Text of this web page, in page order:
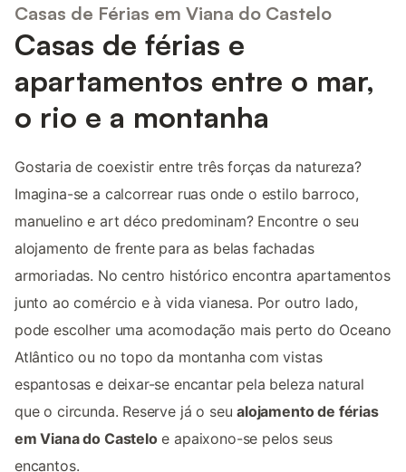
Casas de Férias em Viana do Castelo
Casas de férias e
apartamentos entre o mar,
o rio e a montanha
Gostaria de coexistir entre três forças da natureza?
Imagina-se a calcorrear ruas onde o estilo barroco,
manuelino e art déco predominam? Encontre o seu
alojamento de frente para as belas fachadas
armoriadas. No centro histórico encontra apartamentos
junto ao comércio e à vida vianesa. Por outro lado,
pode escolher uma acomodação mais perto do Oceano
Atlântico ou no topo da montanha com vistas
espantosas e deixar-se encantar pela beleza natural
que o circunda. Reserve já o seualojamento de férias
em Viana do Casteloe apaixono-se pelos seus
encantos.